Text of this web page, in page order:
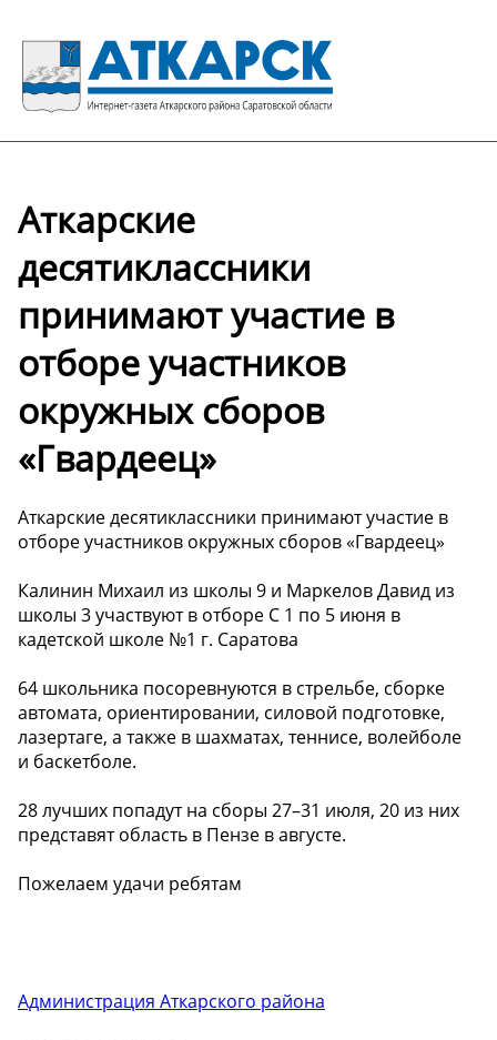
Аткарские
десятиклассники
принимают участие в
отборе участников
окружных сборов
«Гвардеец»
Аткарские десятиклассники принимают участие в
отборе участников окружных сборов «Гвардеец»
Калинин Михаил из школы 9 и Маркелов Давид из
школы 3 участвуют в отборе С 1 по 5 июня в
кадетской школе №1 г. Саратова
64 школьника посоревнуются в стрельбе, сборке
автомата, ориентировании, силовой подготовке,
лазертаге, а также в шахматах, теннисе, волейболе
и баскетболе.
28 лучших попадут на сборы 27–31 июля, 20 из них
представят область в Пензе в августе.
Пожелаем удачи ребятам
Администрация Аткарского района